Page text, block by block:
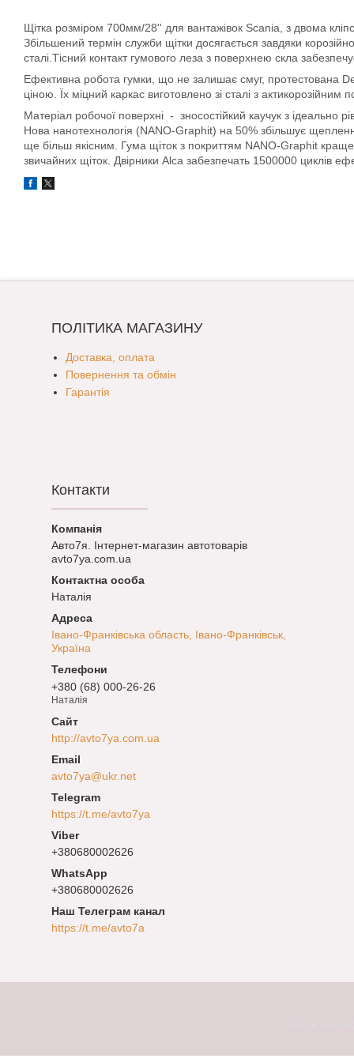
Щітка розміром 700мм/28'' для вантажівок Scania, з двома
Збільшений термін служби щітки досягається завдяки
сталі.Тісний контакт гумового леза з поверхнею скла
Ефективна робота гумки, що не залишає смуг, протестована
ціною. Їх міцний каркас виготовлено зі сталі з актикорозійним
Матеріал робочої поверхні - зносостійкий каучук з ідеально
Нова нанотехнологія (NANO-Graphit) на 50% збільшує
ще більш якісним. Гума щіток з покриттям NANO-Graphit краще
звичайних щіток. Двірники Alca забезпечать 1500000 циклів
ПОЛІТИКА МАГАЗИНУ
Доставка, оплата
Повернення та обмін
Гарантія
Контакти
Авто7я. Інтернет-магазин автотоварів
avto7ya.com.ua
Наталія
Івано-Франківська область, Івано-Франківськ,
Україна
+380 (68) 000-26-26
Наталія
http://avto7ya.com.ua
avto7ya@ukr.net
https://t.me/avto7ya
+380680002626
+380680002626
Наш Телеграм канал
https://t.me/avto7a